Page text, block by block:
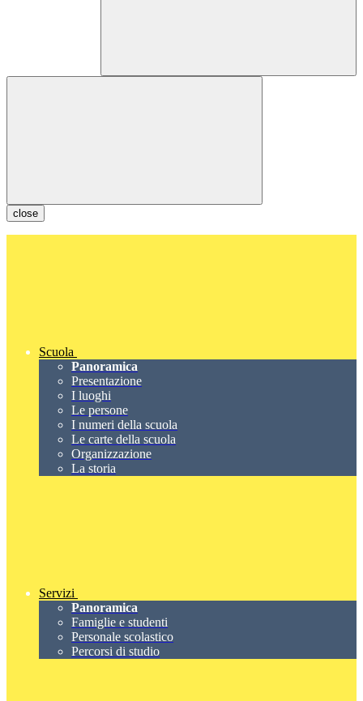
close
Scuola
Panoramica
Presentazione
I luoghi
Le persone
I numeri della scuola
Le carte della scuola
Organizzazione
La storia
Servizi
Panoramica
Famiglie e studenti
Personale scolastico
Percorsi di studio